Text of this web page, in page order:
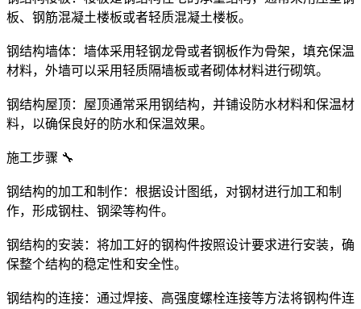
板、钢筋混凝土楼板或者轻质混凝土楼板。
钢结构墙体：墙体采用轻钢龙骨或者钢板作为骨架，填充保温
材料，外墙可以采用轻质隔墙板或者砌体材料进行砌筑。
钢结构屋顶：屋顶通常采用钢结构，并铺设防水材料和保温材
料，以确保良好的防水和保温效果。
施工步骤 🔧
钢结构的加工和制作：根据设计图纸，对钢材进行加工和制
作，形成钢柱、钢梁等构件。
钢结构的安装：将加工好的钢构件按照设计要求进行安装，确
保整个结构的稳定性和安全性。
钢结构的连接：通过焊接、高强度螺栓连接等方法将钢构件连